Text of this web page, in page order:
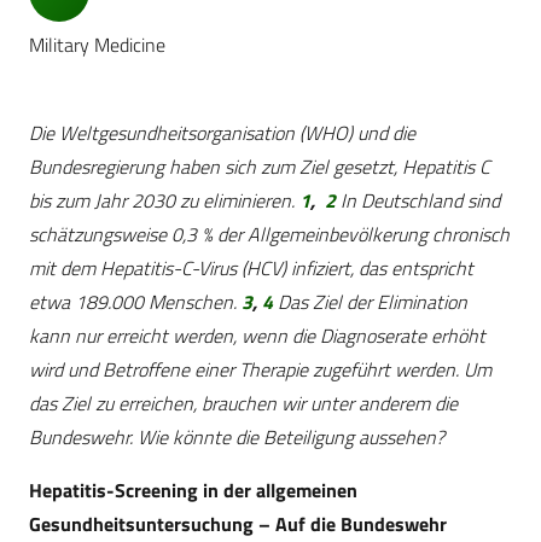
Military Medicine
Die Weltgesundheitsorganisation (WHO) und die
Bundesregierung haben sich zum Ziel gesetzt, Hepatitis C
bis zum Jahr 2030 zu eliminieren. 1, 2In Deutschland sind
schätzungsweise 0,3 % der Allgemeinbevölkerung chronisch
mit dem Hepatitis-C-Virus (HCV) infiziert, das entspricht
etwa 189.000 Menschen. 3, 4Das Ziel der Elimination
kann nur erreicht werden, wenn die Diagnoserate erhöht
wird und Betroffene einer Therapie zugeführt werden. Um
das Ziel zu erreichen, brauchen wir unter anderem die
Bundeswehr. Wie könnte die Beteiligung aussehen?
Hepatitis-Screening in der allgemeinen
Gesundheitsuntersuchung – Auf die Bundeswehr